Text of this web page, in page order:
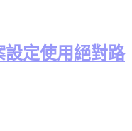
定使用絕對路